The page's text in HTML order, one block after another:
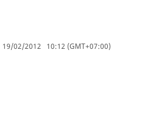
19/02/2012 10:12 (GMT+07:00)